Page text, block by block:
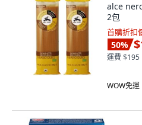
alce
2包
首購折扣
50%
運費 $195
WOW免運